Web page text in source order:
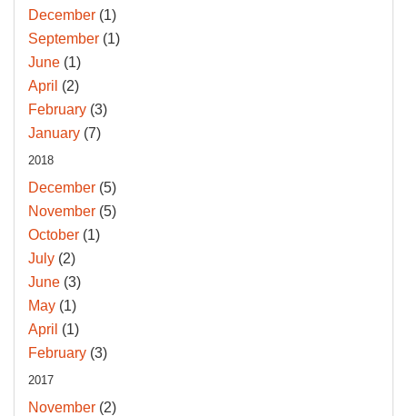
December (1)
September (1)
June (1)
April (2)
February (3)
January (7)
2018
December (5)
November (5)
October (1)
July (2)
June (3)
May (1)
April (1)
February (3)
2017
November (2)